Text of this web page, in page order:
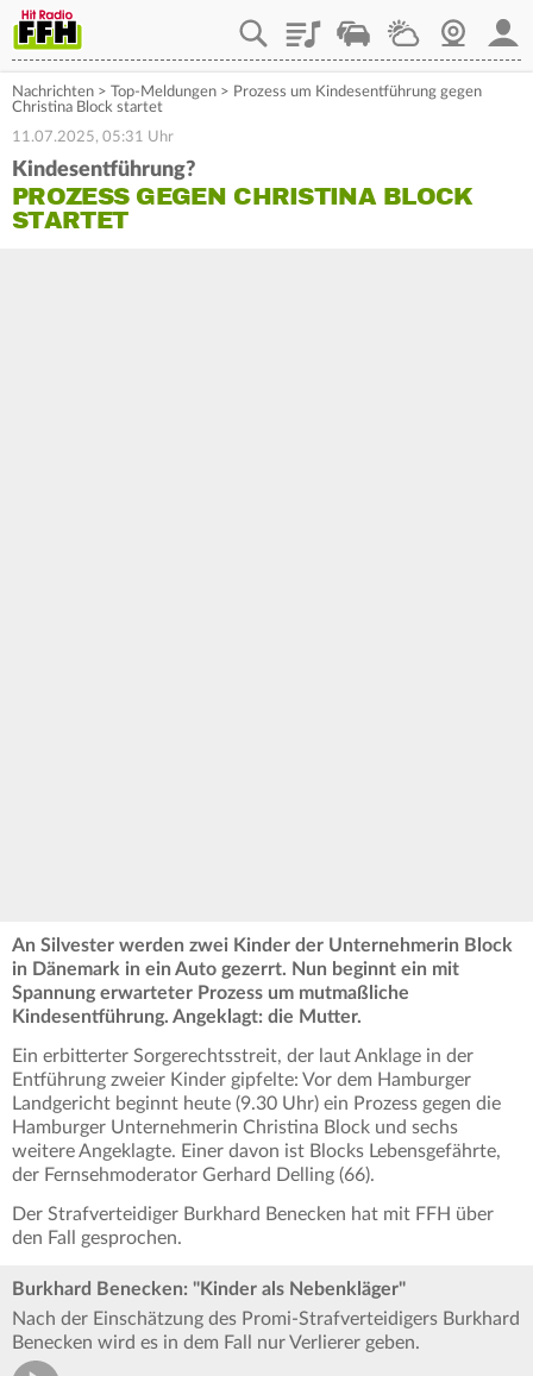
PlaylistStaupilotWetterWebcam
Nachrichten > Top-Meldungen > Prozess um Kindesentführung gegen
Christina Block startet
11.07.2025, 05:31 Uhr
Kindesentführung?
PROZESS GEGEN CHRISTINA BLOCK
STARTET
An Silvester werden zwei Kinder der Unternehmerin Block
in Dänemark in ein Auto gezerrt. Nun beginnt ein mit
Spannung erwarteter Prozess um mutmaßliche
Kindesentführung. Angeklagt: die Mutter.
Ein erbitterter Sorgerechtsstreit, der laut Anklage in der
Entführung zweier Kinder gipfelte: Vor dem Hamburger
Landgericht beginnt heute (9.30 Uhr) ein Prozess gegen die
Hamburger Unternehmerin Christina Block und sechs
weitere Angeklagte. Einer davon ist Blocks Lebensgefährte,
der Fernsehmoderator Gerhard Delling (66).
Der Strafverteidiger Burkhard Benecken hat mit FFH über
den Fall gesprochen.
Burkhard Benecken: "Kinder als Nebenkläger"
Nach der Einschätzung des Promi-Strafverteidigers Burkhard
Benecken wird es in dem Fall nur Verlierer geben.